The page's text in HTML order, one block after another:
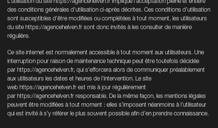
des conditions générales d’utilisation ci-après décrites. Ces conditions d’utilisation
sont susceptibles d’être modifiées ou complétées à tout moment, les utilisateurs
du site https://agencehelven.fr sont donc invités à les consulter de manière
régulière.
Ce site internet est normalement accessible à tout moment aux utilisateurs. Une
interruption pour raison de maintenance technique peut être toutefois décidée
par https://agencehelven.fr, qui s’efforcera alors de communiquer préalablement
aux utilisateurs les dates et heures de l’intervention. Le site
web https://agencehelven.fr est mis à jour régulièrement
par https://agencehelven.fr responsable. De la même façon, les mentions légales
peuvent être modifiées à tout moment : elles s’imposent néanmoins à l’utilisateur
qui est invité à s’y référer le plus souvent possible afin d’en prendre connaissance.